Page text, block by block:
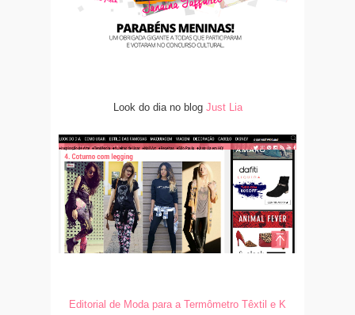
Look do dia no blog Just Lia
Editorial de Moda para a Termômetro Têxtil e K